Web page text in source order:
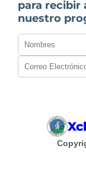
para recibir
nuestro